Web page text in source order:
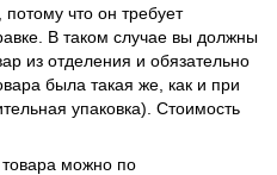
что он требует
В таком случае вы должны
из отделения и обязательно
была такая же, как и при
упаковка). Стоимость
можно по